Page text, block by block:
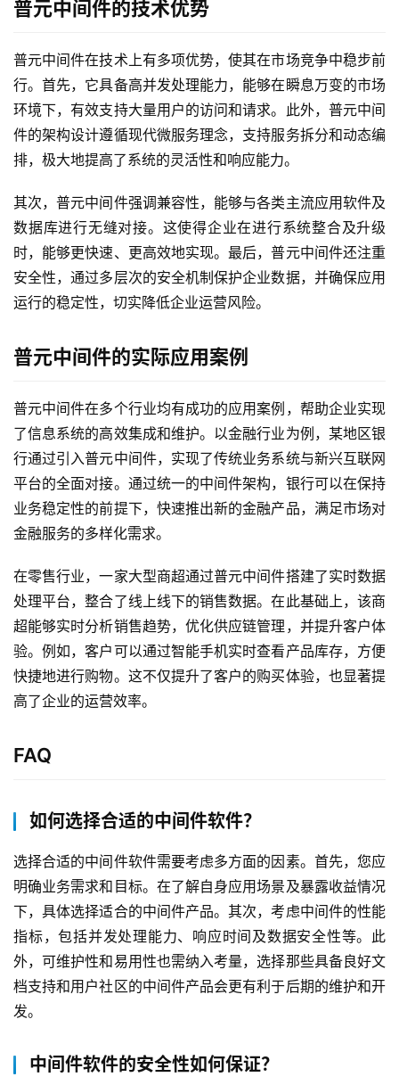
新
动
产
品
解
方
案
生
态
与
作
服
务
与
支
持
了
普
元
联
系
我
们
普元中间件的技术优势
普元中间件在技术上有多项优势，使其在市场竞争中稳步前
行。首先，它具备高并发处理能力，能够在瞬息万变的市场
环境下，有效支持大量用户的访问和请求。此外，普元中间
件的架构设计遵循现代微服务理念，支持服务拆分和动态编
排，极大地提高了系统的灵活性和响应能力。
其次，普元中间件强调兼容性，能够与各类主流应用软件及
数据库进行无缝对接。这使得企业在进行系统整合及升级
时，能够更快速、更高效地实现。最后，普元中间件还注重
安全性，通过多层次的安全机制保护企业数据，并确保应用
运行的稳定性，切实降低企业运营风险。
普元中间件的实际应用案例
普元中间件在多个行业均有成功的应用案例，帮助企业实现
了信息系统的高效集成和维护。以金融行业为例，某地区银
行通过引入普元中间件，实现了传统业务系统与新兴互联网
平台的全面对接。通过统一的中间件架构，银行可以在保持
业务稳定性的前提下，快速推出新的金融产品，满足市场对
金融服务的多样化需求。
在零售行业，一家大型商超通过普元中间件搭建了实时数据
处理平台，整合了线上线下的销售数据。在此基础上，该商
超能够实时分析销售趋势，优化供应链管理，并提升客户体
验。例如，客户可以通过智能手机实时查看产品库存，方便
快捷地进行购物。这不仅提升了客户的购买体验，也显著提
高了企业的运营效率。
FAQ
如何选择合适的中间件软件？
选择合适的中间件软件需要考虑多方面的因素。首先，您应
明确业务需求和目标。在了解自身应用场景及暴露收益情况
下，具体选择适合的中间件产品。其次，考虑中间件的性能
指标，包括并发处理能力、响应时间及数据安全性等。此
外，可维护性和易用性也需纳入考量，选择那些具备良好文
档支持和用户社区的中间件产品会更有利于后期的维护和开
发。
中间件软件的安全性如何保证？